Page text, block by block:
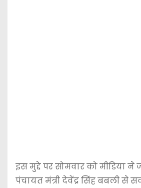
इस मुद्दे पर सोमवार को मीडिया
पंचायत मंत्री देवेंद्र सिंह बबली से